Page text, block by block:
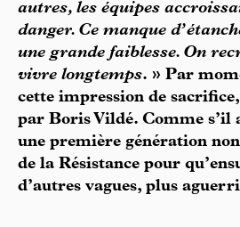
autres, les équipes
danger. Ce manque
une grande faiblesse. On
vivre longtemps. » Par
cette impression de
par Boris Vildé. Comme s’il
une première génération
de la Résistance pour
d’autres vagues, plus